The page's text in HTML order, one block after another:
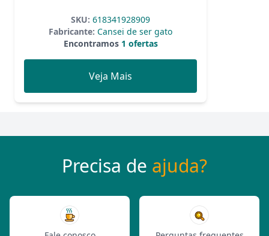
SKU: 618341928909
Fabricante: Cansei de ser gato
Encontramos1 ofertas
Veja Mais
Precisa de ajuda?